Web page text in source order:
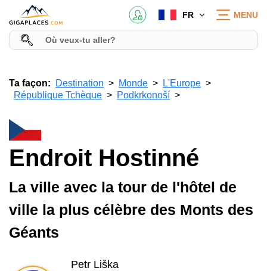
FR MENU
Ta façon: Destination Monde
L'Europe
République Tchèque
Podkrkonoší
Endroit Hostinné
La ville avec la tour de l'hôtel de
ville la plus célèbre des Monts des
Géants
Petr Liška